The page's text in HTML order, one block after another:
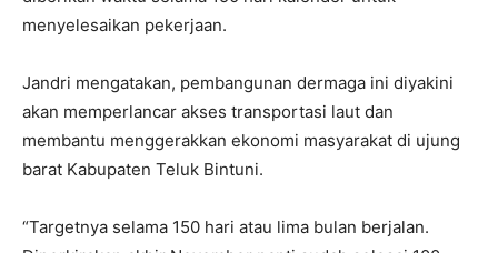
menyelesaikan pekerjaan.
Jandri mengatakan, pembangunan dermaga ini diyakini
akan memperlancar akses transportasi laut dan
membantu menggerakkan ekonomi masyarakat di ujung
barat Kabupaten Teluk Bintuni.
“Targetnya selama 150 hari atau lima bulan berjalan.